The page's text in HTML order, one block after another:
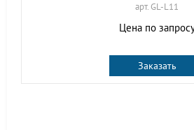
арт. GL-L11
Цена по
Заказать